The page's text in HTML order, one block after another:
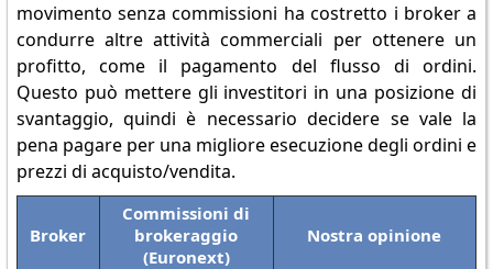
movimento senza commissioni ha costretto i broker a
condurre altre attività commerciali per ottenere un
profitto, come il pagamento del flusso di ordini.
Questo può mettere gli investitori in una posizione di
svantaggio, quindi è necessario decidere se vale la
pena pagare per una migliore esecuzione degli ordini e
prezzi di acquisto/vendita.
Broker
Commissioni di
brokeraggio
(Euronext)
Nostra opinione